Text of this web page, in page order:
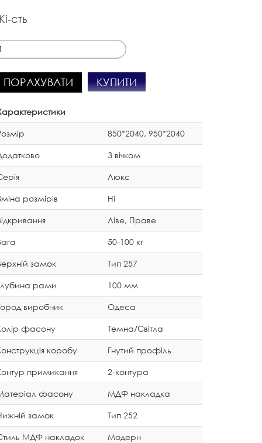
сть
ПОРАХУВАТИ КУПИТИ
850*2040, 950*2040
З вічком
Люкс
розмірів
Ні
Ліве, Праве
50-100 кг
замок
Тип 257
рами
100 мм
виробник
Одеса
фасону
Темна/Світла
коробу
Гнутий профіль
примикання
2-контура
фасону
МДФ накладка
замок
Тип 252
МДФ накладок
Модерн